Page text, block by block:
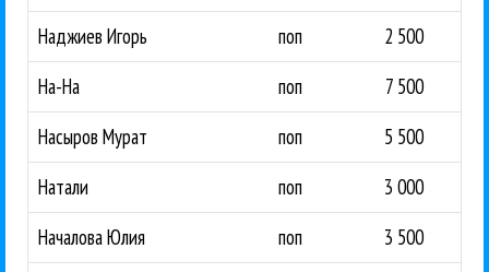
Наджиев Игорь
поп
2 500
На-На
поп
7 500
Насыров Мурат
поп
5 500
Натали
поп
3 000
Началова Юлия
поп
3 500